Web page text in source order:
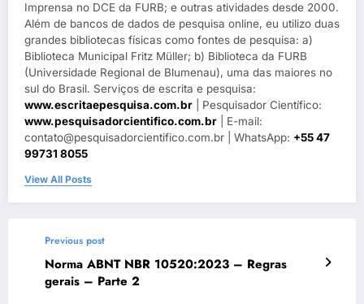
Imprensa no DCE da FURB; e outras atividades desde 2000.
Além de bancos de dados de pesquisa online, eu utilizo duas
grandes bibliotecas físicas como fontes de pesquisa: a)
Biblioteca Municipal Fritz Müller; b) Biblioteca da FURB
(Universidade Regional de Blumenau), uma das maiores no
sul do Brasil. Serviços de escrita e pesquisa:
www.escritaepesquisa.com.br | Pesquisador Científico:
www.pesquisadorcientifico.com.br | E-mail:
contato@pesquisadorcientifico.com.br | WhatsApp: +55 47
99731 8055
View All Posts
Previous post
Norma ABNT NBR 10520:2023 – Regras
gerais – Parte 2